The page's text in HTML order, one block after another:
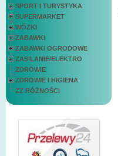
SPORT I TURYSTYKA
SUPERMARKET
WÓZKI
ZABAWKI
ZABAWKI OGRODOWE
ZASILANIE/ELEKTRO
ZDROWIE
ZDROWIE I HIGIENA
ZZ RÓŻNOŚCI